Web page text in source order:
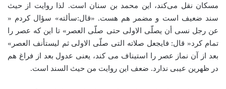
مسکان نقل می‌کند، این محمد بن سنان است. لذا روایت از حیث
سند ضعیف است و مضمر هم هست. «قال:‌سألته»‌ سؤال کردم «
عن رجل نسی أن یصلّی الاولی حتی صلّی العصر» تا این که عصر را
تمام کرد« قال: فایجعل صلاته التی صلّی الاولی ثم لیستأنف العصر»
بعد از آن نماز عصر را استیناف می کند، یعنی عدول بعد از فراغ هم
در ظهرین عیبی ندارد. ضعف این روایت من حیث السند است.